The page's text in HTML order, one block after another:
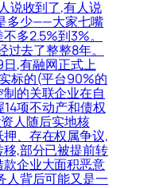
说收到了,有人说
多少——大家七嘴
多2.5%到3%。
去了整整8年。
日,有融网正式上
标的(平台90%的
的关联企业在自
项不动产和债权
人随后实地核
、存在权属争议,
,部分已被提前转
企业大面积恶意
人背后可能又是一